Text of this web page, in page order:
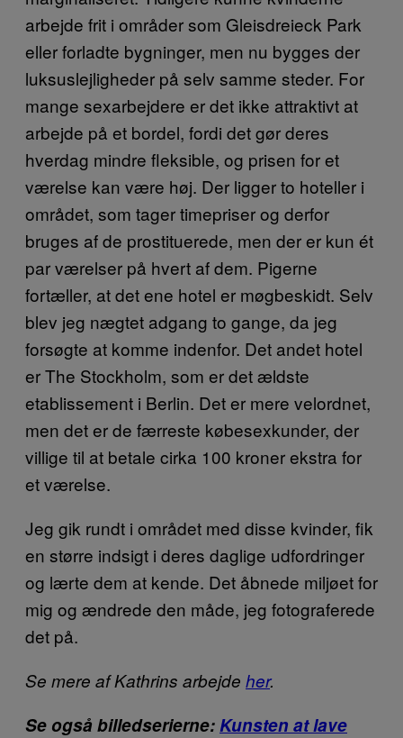
arbejde frit i områder som Gleisdreieck Park
eller forladte bygninger, men nu bygges der
luksuslejligheder på selv samme steder. For
mange sexarbejdere er det ikke attraktivt at
arbejde på et bordel, fordi det gør deres
hverdag mindre fleksible, og prisen for et
værelse kan være høj. Der ligger to hoteller i
området, som tager timepriser og derfor
bruges af de prostituerede, men der er kun ét
par værelser på hvert af dem. Pigerne
fortæller, at det ene hotel er møgbeskidt. Selv
blev jeg nægtet adgang to gange, da jeg
forsøgte at komme indenfor. Det andet hotel
er The Stockholm, som er det ældste
etablissement i Berlin. Det er mere velordnet,
men det er de færreste købesexkunder, der
villige til at betale cirka 100 kroner ekstra for
et værelse.
Jeg gik rundt i området med disse kvinder, fik
en større indsigt i deres daglige udfordringer
og lærte dem at kende. Det åbnede miljøet for
mig og ændrede den måde, jeg fotograferede
det på.
Se mere af Kathrins arbejde her.
Se også billedserierne:Kunsten at lave